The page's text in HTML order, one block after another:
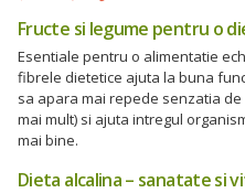
Fructe si legume pentru o
Esentiale pentru o alimentatie
fibrele dietetice ajuta la buna
sa apara mai repede senzatia
mai mult) si ajuta intregul
mai bine.
Dieta alcalina – sanatate si